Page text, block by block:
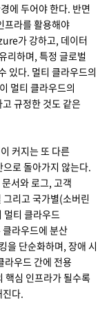
에 두어야 한다. 반면
프라를 활용해야
가 강하고, 데이터
리하며, 특정 글로벌
있다. 멀티 클라우드의
멀티 클라우드의
규정한 것도 같은
커지는 또 다른
로 돌아가지 않는다.
서와 로그, 고객
리고 국가별(소버린
티 클라우드
라우드에 분산
을 단순화하며, 장애 시
라우드 간에 전용
핵심 인프라가 될수록
다.